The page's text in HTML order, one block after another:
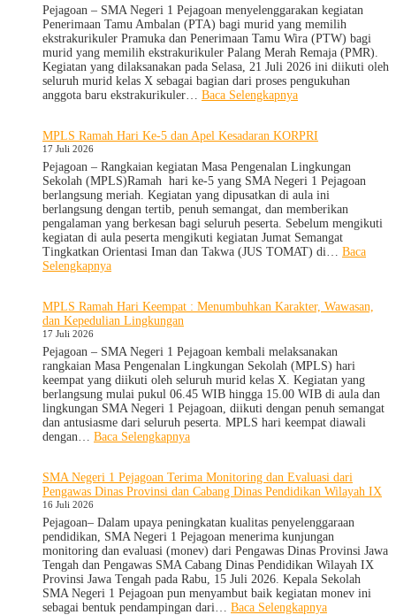
Bersama
Orang
Tua/Wali
Murid
Kelas
X
Tahun
Pelajaran
2026/2027
Pejagoan – SMA Negeri 1 Pejagoan menyelenggarakan kegiatan
Penerimaan Tamu Ambalan (PTA) bagi murid yang memilih
ekstrakurikuler Pramuka dan Penerimaan Tamu Wira (PTW) bagi
murid yang memilih ekstrakurikuler Palang Merah Remaja (PMR).
Kegiatan yang dilaksanakan pada Selasa, 21 Juli 2026 ini diikuti oleh
seluruh murid kelas X sebagai bagian dari proses pengukuhan
anggota baru ekstrakurikuler… Baca Selengkapnya:
1
Gelar
Penerimaan
Tamu
Ambalan
dan
Wira
untuk
Pengabdian,
MPLS Ramah Hari Ke-5 dan Apel Kesadaran KORPRI
17 Juli 2026
Pejagoan – Rangkaian kegiatan Masa Pengenalan Lingkungan
Sekolah (MPLS)Ramah hari ke-5 yang SMA Negeri 1 Pejagoan
berlangsung meriah. Kegiatan yang dipusatkan di aula ini
berlangsung dengan tertib, penuh semangat, dan memberikan
pengalaman yang berkesan bagi seluruh peserta. Sebelum mengikuti
kegiatan di aula peserta mengikuti kegiatan Jumat Semangat
Tingkatkan Orientasi Iman dan Takwa (JUS TOMAT) di… Baca
Selengkapnya:
Hari
Ke-
dan
Apel
Kesadaran
KORPRI
MPLS Ramah Hari Keempat : Menumbuhkan Karakter, Wawasan,
dan Kepedulian Lingkungan
17 Juli 2026
Pejagoan – SMA Negeri 1 Pejagoan kembali melaksanakan
rangkaian Masa Pengenalan Lingkungan Sekolah (MPLS) hari
keempat yang diikuti oleh seluruh murid kelas X. Kegiatan yang
berlangsung mulai pukul 06.45 WIB hingga 15.00 WIB di aula dan
lingkungan SMA Negeri 1 Pejagoan, diikuti dengan penuh semangat
dan antusiasme dari seluruh peserta. MPLS hari keempat diawali
dengan… Baca Selengkapnya:
Hari
Keempat
Menumbuhkan
Karakter,
Wawasan,
dan
Kepedulian
Lingkungan
SMA Negeri 1 Pejagoan Terima Monitoring dan Evaluasi dari
Pengawas Dinas Provinsi dan Cabang Dinas Pendidikan Wilayah IX
16 Juli 2026
Pejagoan– Dalam upaya peningkatan kualitas penyelenggaraan
pendidikan, SMA Negeri 1 Pejagoan menerima kunjungan
monitoring dan evaluasi (monev) dari Pengawas Dinas Provinsi Jawa
Tengah dan Pengawas SMA Cabang Dinas Pendidikan Wilayah IX
Provinsi Jawa Tengah pada Rabu, 15 Juli 2026. Kepala Sekolah
SMA Negeri 1 Pejagoan pun menyambut baik kegiatan monev ini
sebagai bentuk pendampingan dari… Baca Selengkapnya: